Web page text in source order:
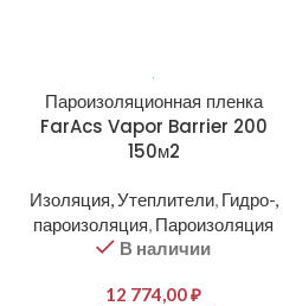
Пароизоляционная пленка
FarAcs Vapor Barrier 200
150м2
Изоляция, Утеплители, Гидро-,
пароизоляция Пароизоляция
В наличии
12 774,00₽